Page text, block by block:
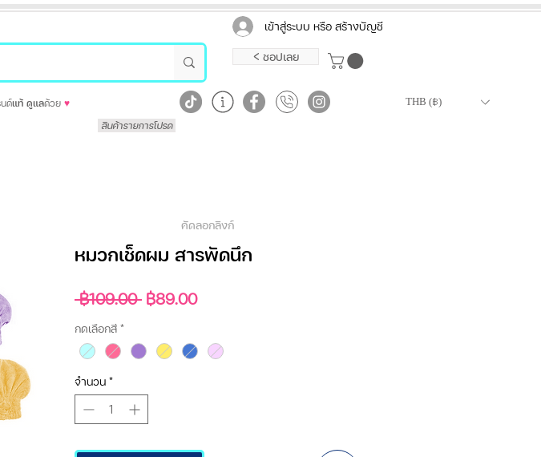
ด์แท้ ดูแลด้วย ♥
เข้าสู่ระบบ หรือ สร้างบัญชี
< ชอปเลย
THB (฿)
สินค้ารายการโปรด
หมวกเช็ดผม สารพัดนึก
฿109.00 ราคา
฿89.00ราคา
ลด
กดเลือกสี *
จำนวน *
คัดลอกลิงก์